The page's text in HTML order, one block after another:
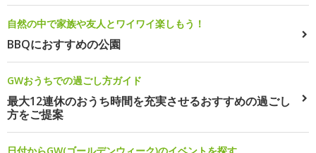
自然の中で家族や友人とワイワイ楽しもう！
BBQにおすすめの公園
GWおうちでの過ごし方ガイド
最大12連休のおうち時間を充実させるおすすめの過ごし
方をご提案